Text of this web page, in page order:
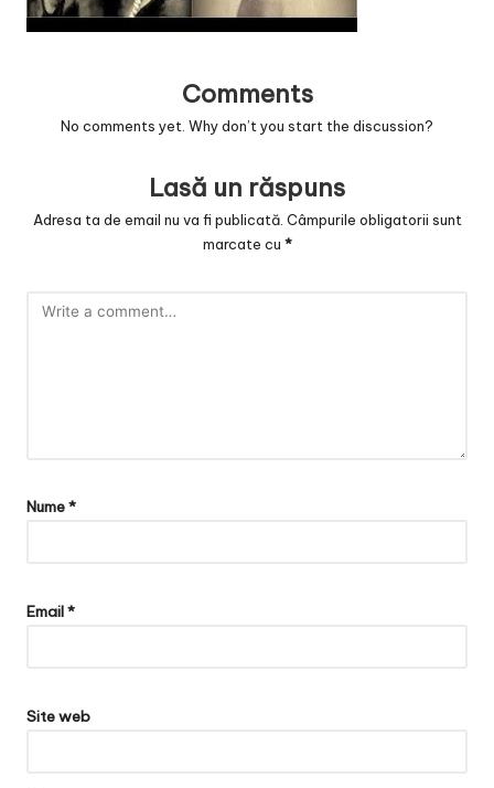
Comments
No comments yet. Why don’t you start the discussion?
Lasă un răspuns
Adresa ta de email nu va fi publicată. Câmpurile obligatorii sunt
marcate cu *
Nume*
Email*
Site web